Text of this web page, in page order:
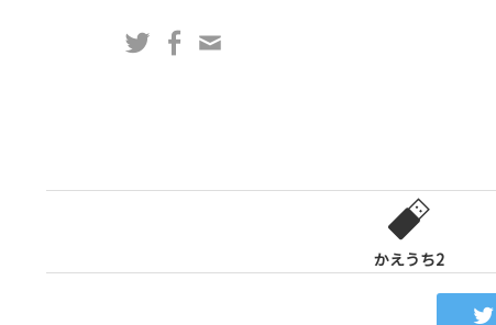
ス
TwitterFacebook
かえうち2